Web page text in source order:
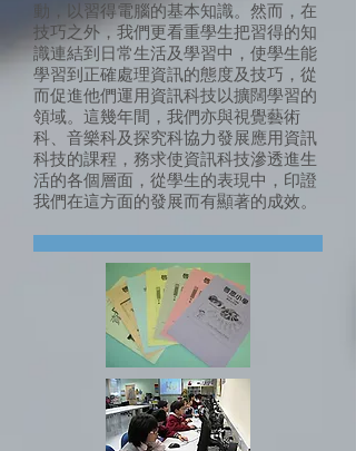
動，以習得電腦的基本知識。然而，在
技巧之外，我們更看重學生把習得的知
識連結到日常生活及學習中，使學生能
學習到正確處理資訊的態度及技巧，從
而促進他們運用資訊科技以擴闊學習的
領域。這幾年間，我們亦與視覺藝術
科、音樂科及探究科協力發展應用資訊
科技的課程，務求使資訊科技滲透進生
活的各個層面，從學生的表現中，印證
我們在這方面的發展而有顯著的成效。